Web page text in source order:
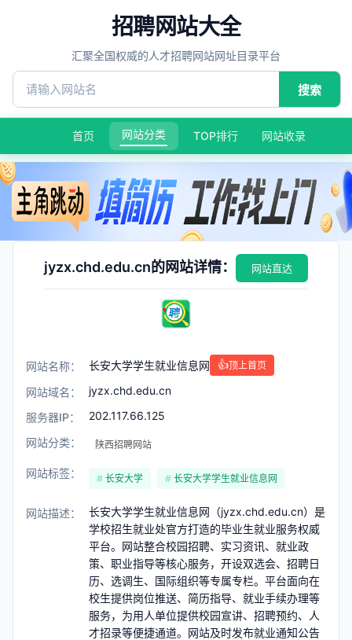
招聘网站大全
汇聚全国权威的人才招聘网站网址目录平台
搜索
首页 网站分类 TOP排行 网站收录
jyzx.chd.edu.cn的网站详情： 网站直达
网站名称： 长安大学学生就业信息网 👍顶上首页
网站域名：
jyzx.chd.edu.cn
服务器IP：
202.117.66.125
网站分类：
陕西招聘网站
网站标签： 长安大学 长安大学学生就业信息网
网站描述：
长安大学学生就业信息网（jyzx.chd.edu.cn）是
学校招生就业处官方打造的毕业生就业服务权威
平台。网站整合校园招聘、实习资讯、就业政
策、职业指导等核心服务，开设双选会、招聘日
历、选调生、国际组织等专属专栏。平台面向在
校生提供岗位推送、简历指导、就业手续办理等
服务，为用人单位提供校园宣讲、招聘预约、人
才招录等便捷通道。网站及时发布就业通知公告